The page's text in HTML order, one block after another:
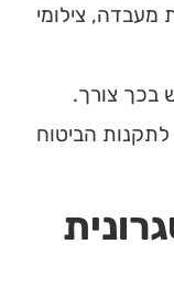
מעבדה, צילומי
בכך צורך.
הביטוח